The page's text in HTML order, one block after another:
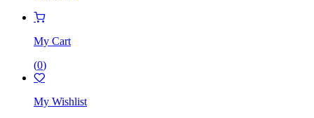
My Cart
(0)
My Wishlist